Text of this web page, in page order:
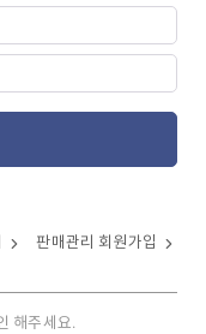
판매관리 회원가입
해주세요.